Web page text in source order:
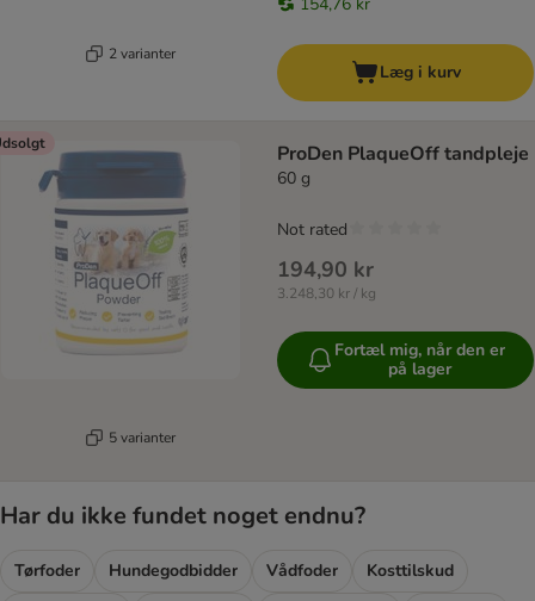
2 varianter
Læg i kurv
5 varianter
ProDen PlaqueOff tandpleje
60 g
194,90 kr
3.248,30 kr / kg
Not rated
Fortæl mig, når den er
på lager
Har du ikke fundet noget endnu?
Tørfoder Hundegodbidder Vådfoder
Kosttilskud